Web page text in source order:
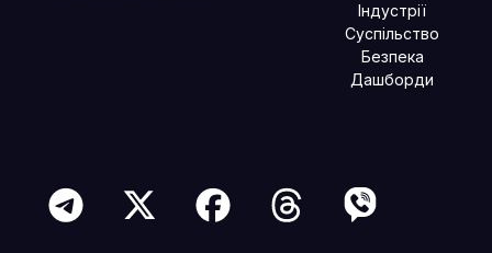
Індустрії
Суспільство
Безпека
Дашборди
Читайте більше в наших соцмережах